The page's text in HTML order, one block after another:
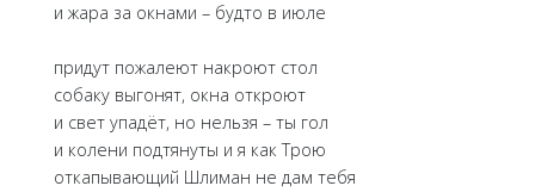
и жара за окнами – будто в июле
придут пожалеют накроют стол
собаку выгонят, окна откроют
и свет упадёт, но нельзя – ты гол
и колени подтянуты и я как Трою
откапывающий Шлиман не дам тебя